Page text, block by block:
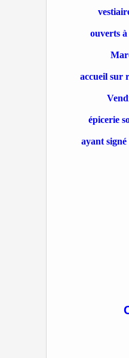
ouverts
accueil sur
épicerie
ayant